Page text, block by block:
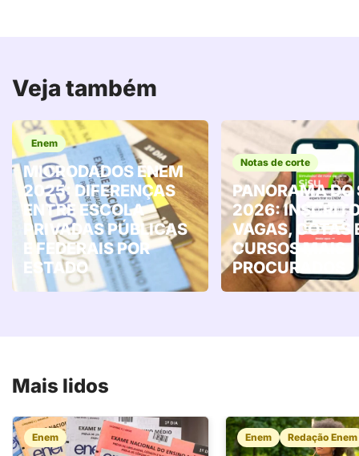
Veja também
Enem
MICRODADOS ENEM
2025: DIFERENÇAS
ENTRE ESCOLA
PRIVADAS PÚBLICAS
E FEDERAIS POR
ESTADO
Notas de corte
PANORAMA DO
2026:
VAGAS, COTAS
CURSOS MAIS
PROCURADOS
Mais lidos
Enem Enem Redação Enem